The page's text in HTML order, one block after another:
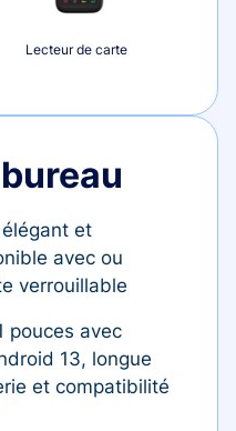
Lecteur de carte
et
avec ou
verrouillable
pouces avec
13, longue
et compatibilité